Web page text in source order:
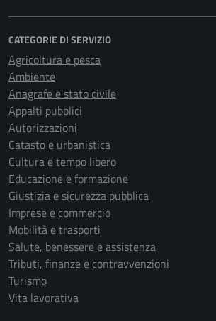
CATEGORIE DI SERVIZIO
Agricoltura e pesca
Ambiente
Anagrafe e stato civile
Appalti pubblici
Autorizzazioni
Catasto e urbanistica
Cultura e tempo libero
Educazione e formazione
Giustizia e sicurezza pubblica
Imprese e commercio
Mobilità e trasporti
Salute, benessere e assistenza
Tributi, finanze e contravvenzioni
Turismo
Vita lavorativa